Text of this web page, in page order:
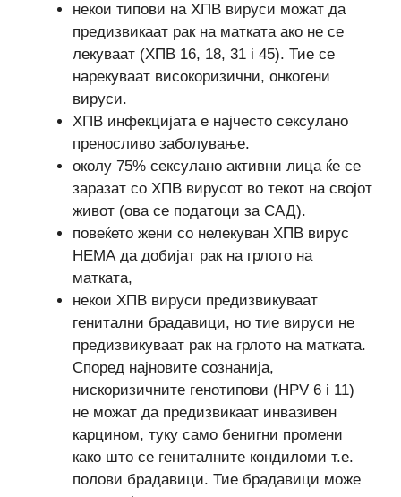
некои типови на ХПВ вируси можат да
предизвикаат рак на матката ако не се
лекуваат (ХПВ 16, 18, 31 i 45). Тие се
нарекуваат високоризични, онкогени
вируси.
ХПВ инфекцијата е најчесто сексулано
преносливо заболување.
околу 75% сексулано активни лица ќе се
заразат со ХПВ вирусот во текот на својот
живот (ова се податоци за САД).
повеќето жени со нелекуван ХПВ вирус
НЕМА да добијат рак на грлото на
матката,
некои ХПВ вируси предизвикуваат
генитални брадавици, но тие вируси не
предизвикуваат рак на грлото на матката.
Според најновите сознанија,
нискоризичните генотипови (HPV 6 i 11)
не можат да предизвикаат инвазивен
карцином, туку само бенигни промени
како што се гениталните кондиломи т.е.
полови брадавици. Тие брадавици може